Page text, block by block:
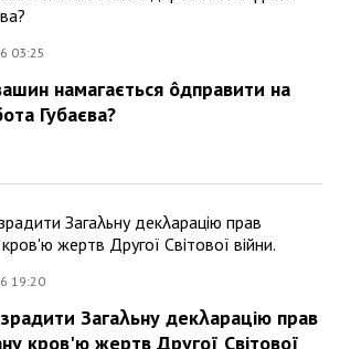
03:25
намагається ôдправити на
Губаєва?
19:20
Загаλьну декλарацію прав
кров'ю жертв Другої Світової